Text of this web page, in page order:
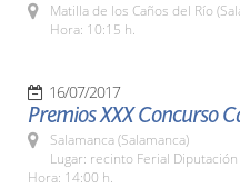
Matilla de los Caños del Río
Hora: 10:15 h.
16/07/2017
Premios XXX Concurso
Salamanca (Salamanca)
Lugar: recinto Ferial Diputación
Hora: 14:00 h.